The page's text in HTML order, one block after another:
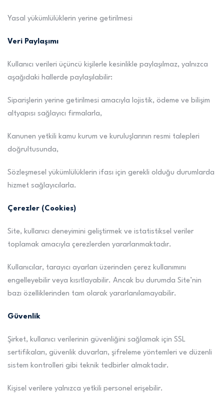
Yasal yükümlülüklerin yerine getirilmesi
Veri Paylaşımı
Kullanıcı verileri üçüncü kişilerle kesinlikle paylaşılmaz, yalnızca
aşağıdaki hallerde paylaşılabilir:
Siparişlerin yerine getirilmesi amacıyla lojistik, ödeme ve bilişim
altyapısı sağlayıcı firmalarla,
Kanunen yetkili kamu kurum ve kuruluşlarının resmi talepleri
doğrultusunda,
Sözleşmesel yükümlülüklerin ifası için gerekli olduğu durumlarda
hizmet sağlayıcılarla.
Çerezler (Cookies)
Site, kullanıcı deneyimini geliştirmek ve istatistiksel veriler
toplamak amacıyla çerezlerden yararlanmaktadır.
Kullanıcılar, tarayıcı ayarları üzerinden çerez kullanımını
engelleyebilir veya kısıtlayabilir. Ancak bu durumda Site’nin
bazı özelliklerinden tam olarak yararlanılamayabilir.
Güvenlik
Şirket, kullanıcı verilerinin güvenliğini sağlamak için SSL
sertifikaları, güvenlik duvarları, şifreleme yöntemleri ve düzenli
sistem kontrolleri gibi teknik tedbirler almaktadır.
Kişisel verilere yalnızca yetkili personel erişebilir.